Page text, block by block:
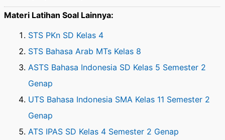
Materi Latihan Soal Lainnya:
STS PKn SD Kelas 4
STS Bahasa Arab MTs Kelas 8
ASTS Bahasa Indonesia SD Kelas 5 Semester 2
Genap
UTS Bahasa Indonesia SMA Kelas 11 Semester 2
Genap
ATS IPAS SD Kelas 4 Semester 2 Genap